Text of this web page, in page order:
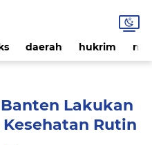
daerah hukrim
Lakukan
Rutin